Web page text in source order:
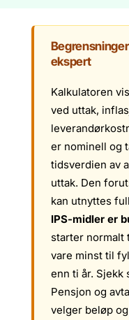
ekspert
Kalkulatoren
ved uttak,
er nominell og
tidsverdien av
uttak. Den
kan utnyttes
IPS-midler er
starter normalt
vare minst til
enn ti år. Sjekk
Pensjon og
velger beløp